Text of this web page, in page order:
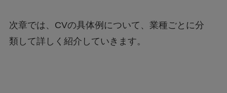
次章では、CVの具体例について、業種ごとに分
類して詳しく紹介していきます。